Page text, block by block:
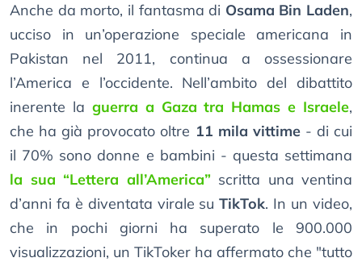
Anche da morto, il fantasma di Osama Bin Laden,
ucciso in un’operazione speciale americana in
Pakistan nel 2011, continua a ossessionare
l’America e l’occidente. Nell’ambito del dibattito
inerente la guerra a Gaza tra Hamas e Israele,
che ha già provocato oltre 11 mila vittime- di cui
il 70% sono donne e bambini - questa settimana
la sua “Lettera all’America” scritta una ventina
d’anni fa è diventata virale suTikTok. In un video,
che in pochi giorni ha superato le 900.000
visualizzazioni, un TikToker ha affermato che "tutto